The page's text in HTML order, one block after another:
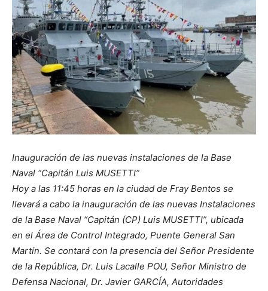
Inauguración de las nuevas instalaciones de la Base
Naval “Capitán Luis MUSETTI”
Hoy a las 11:45 horas en la ciudad de Fray Bentos se
llevará a cabo la inauguración de las nuevas Instalaciones
de la Base Naval “Capitán (CP) Luis MUSETTI”, ubicada
en el Área de Control Integrado, Puente General San
Martín. Se contará con la presencia del Señor Presidente
de la República, Dr. Luis Lacalle POU, Señor Ministro de
Defensa Nacional, Dr. Javier GARCÍA, Autoridades